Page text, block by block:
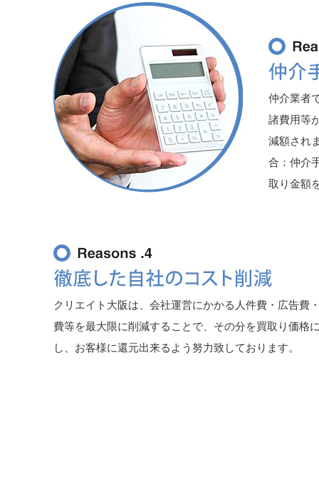
仲介業者
諸費用等
減額され
合：仲介
取り金額
クリエイト大阪は、会社運営にかかる人件費・広告費
費等を最大限に削減することで、その分を買取り価格
し、お客様に還元出来るよう努力致しております。